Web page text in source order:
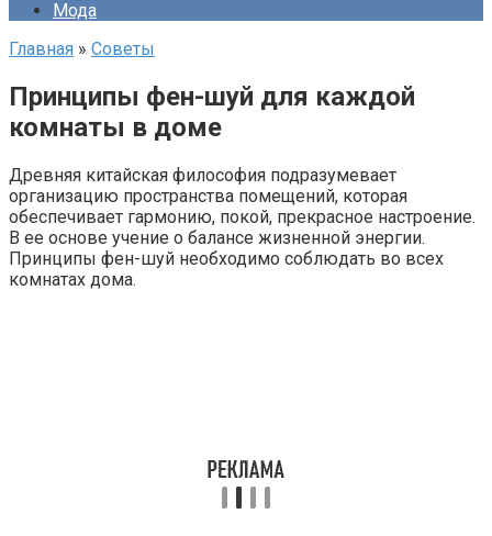
Мода
Главная » Советы
Принципы фен-шуй для каждой
комнаты в доме
Древняя китайская философия подразумевает
организацию пространства помещений, которая
обеспечивает гармонию, покой, прекрасное настроение.
В ее основе учение о балансе жизненной энергии.
Принципы фен-шуй необходимо соблюдать во всех
комнатах дома.